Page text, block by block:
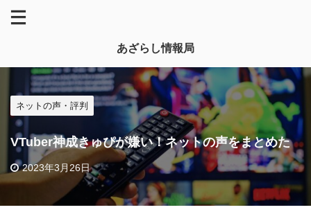
あざらし情報局
ネットの声・評判
VTuber神成きゅぴが嫌い！ネットの声をまとめた
2023年3月26日